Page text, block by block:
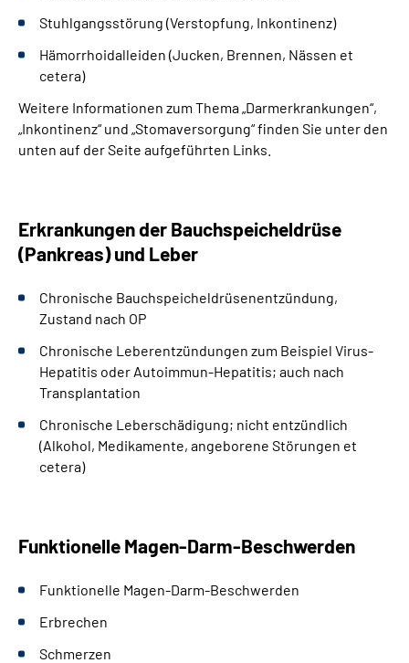
Stuhlgangsstörung (Verstopfung, Inkontinenz)
Hämorrhoidalleiden (Jucken, Brennen, Nässen et
cetera)
Weitere Informationen zum Thema „Darmerkrankungen“,
„Inkontinenz“ und „Stomaversorgung“ finden Sie unter den
unten auf der Seite aufgeführten Links.
Erkrankungen der Bauchspeicheldrüse
(Pankreas) und Leber
Chronische Bauchspeicheldrüsenentzündung,
Zustand nach OP
Chronische Leberentzündungen zum Beispiel Virus-
Hepatitis oder Autoimmun-Hepatitis; auch nach
Transplantation
Chronische Leberschädigung; nicht entzündlich
(Alkohol, Medikamente, angeborene Störungen et
cetera)
Funktionelle Magen-Darm-Beschwerden
Funktionelle Magen-Darm-Beschwerden
Erbrechen
Schmerzen